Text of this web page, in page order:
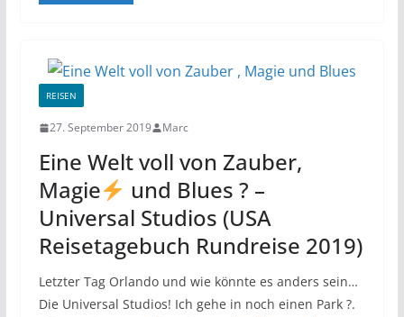
REISEN
27. September 2019 Marc
Eine Welt voll von Zauber,
Magie
und Blues ? –
Universal Studios (USA
Reisetagebuch Rundreise 2019)
Letzter Tag Orlando und wie könnte es anders sein…
Die Universal Studios! Ich gehe in noch einen Park ?.